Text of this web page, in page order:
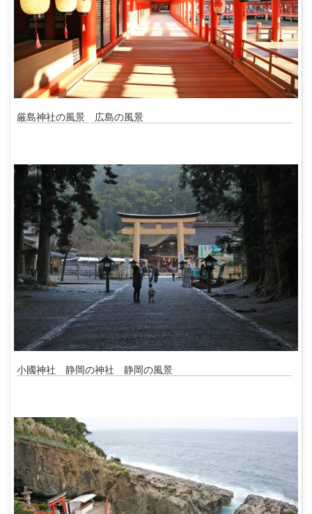
厳島神社の風景 広島の風景
小國神社 静岡の神社 静岡の風景